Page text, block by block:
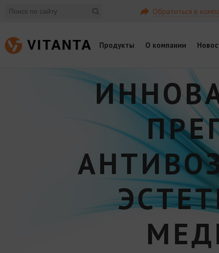
Обратиться в
Продукты О компании